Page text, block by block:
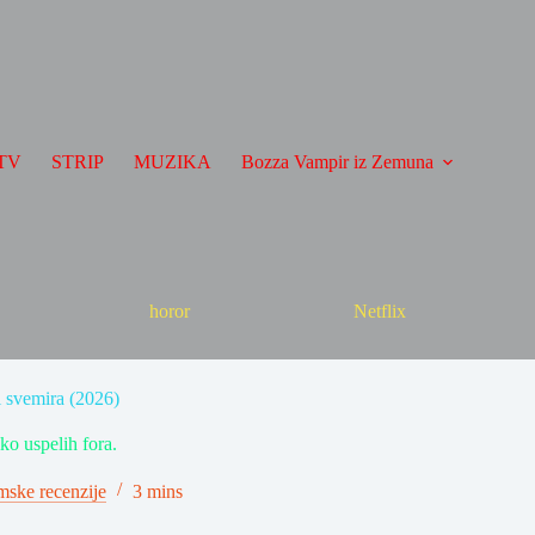
STRIP MUZIKA Bozza Vampir iz Zemuna
horor Netflix
svemira (2026)
uspelih fora.
recenzije 3 mins